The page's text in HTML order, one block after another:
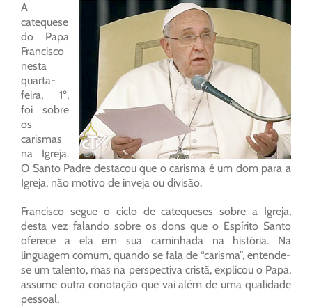
A
catequese
do Papa
Francisco
nesta
quarta-
feira, 1º,
foi sobre
os
carismas
na Igreja.
O Santo Padre destacou que o carisma é um dom para a
Igreja, não motivo de inveja ou divisão.
Francisco segue o ciclo de catequeses sobre a Igreja,
desta vez falando sobre os dons que o Espírito Santo
oferece a ela em sua caminhada na história. Na
linguagem comum, quando se fala de “carisma”, entende-
se um talento, mas na perspectiva cristã, explicou o Papa,
assume outra conotação que vai além de uma qualidade
pessoal.